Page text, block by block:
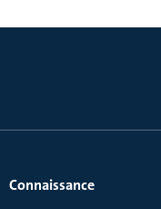
Connaissance